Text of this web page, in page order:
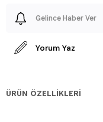
Gelince Haber Ver
Yorum Yaz
ÜRÜN ÖZELLIKLERI